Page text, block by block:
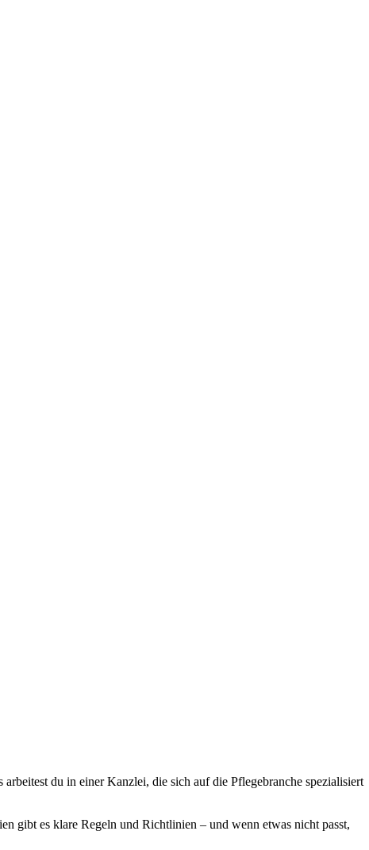
du in einer Kanzlei, die sich auf die Pflegebranche spezialisiert
gibt es klare Regeln und Richtlinien – und wenn etwas nicht passt,